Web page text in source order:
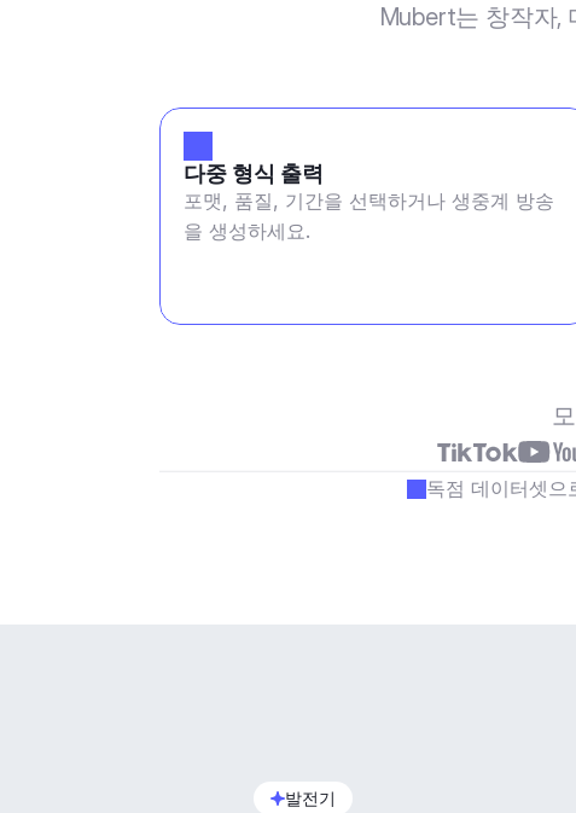
Mubert는 창작자,
다중 형식 출력
포맷, 품질, 기간을 선택하거나 생중계 방송
을 생성하세요.
독점 데이터셋으
발전기